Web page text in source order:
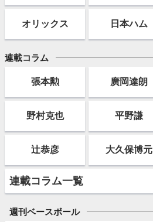
オリックス 日本ハム
連載コラム
張本勲 廣岡達朗
野村克也 平野謙
辻恭彦 大久保博元
連載コラム一覧
週刊ベースボール